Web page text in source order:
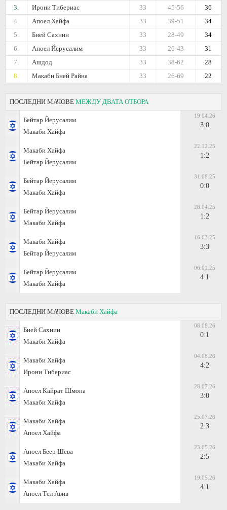
3.
Ирони Тибериас 36
45-56
33
4.
Апоел Хайфа 34
39-51
33
5.
Бней Сахнин 34
28-49
33
6.
Апоел Йерусалим 31
26-43
33
7.
Ашдод 28
38-62
33
8.
Макаби Бней Райна 22
26-69
33
ПОСЛЕДНИ МАЧОВЕ МЕЖДУ ДВАТА ОТБОРА
Бейтар Йерусалим
Макаби Хайфа
19.04.26
3:0
Макаби Хайфа
Бейтар Йерусалим
22.12.25
1:2
Бейтар Йерусалим
Макаби Хайфа
31.08.25
0:0
Бейтар Йерусалим
Макаби Хайфа
28.04.25
1:2
Макаби Хайфа
Бейтар Йерусалим
16.03.25
3:3
Бейтар Йерусалим
Макаби Хайфа
06.01.25
4:1
ПОСЛЕДНИ МАЧОВЕ Макаби Хайфа
Бней Сахнин
Макаби Хайфа
08.08.26
0:1
Макаби Хайфа
Ирони Тибериас
04.08.26
4:2
Апоел Кайрат Шмона
Макаби Хайфа
28.07.26
3:0
Макаби Хайфа
Апоел Хайфа
25.07.26
2:3
Апоел Беер Шева
Макаби Хайфа
23.05.26
2:5
Макаби Хайфа
Апоел Тел Авив
19.05.26
4:1